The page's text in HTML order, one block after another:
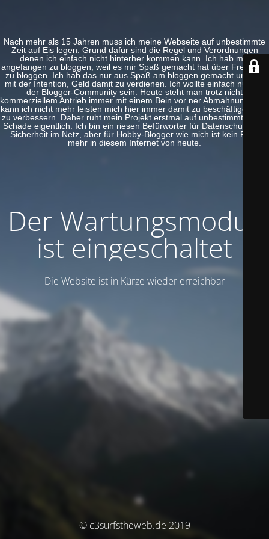
Nach mehr als 15 Jahren muss ich meine Webseite auf unbestimmte
Zeit auf Eis legen. Grund dafür sind die Regel und Verordnungen
denen ich einfach nicht hinterher kommen kann. Ich hab mal
angefangen zu bloggen, weil es mir Spaß gemacht hat über Freeware
zu bloggen. Ich hab das nur aus Spaß am bloggen gemacht und nie
mit der Intention, Geld damit zu verdienen. Ich wollte einfach nur Teil
der Blogger-Community sein. Heute steht man trotz nicht
kommerziellem Antrieb immer mit einem Bein vor ner Abmahnung. Das
kann ich nicht mehr leisten mich hier immer damit zu beschäftigen und
zu verbessern. Daher ruht mein Projekt erstmal auf unbestimmte Zeit.
Schade eigentlich. Ich bin ein riesen Befürworter für Datenschutz und
Sicherheit im Netz, aber für Hobby-Blogger wie mich ist kein Platz
mehr in diesem Internet von heute.
Der Wartungsmodus
ist eingeschaltet
Die Website ist in Kürze wieder erreichbar
© c3surfstheweb.de 2019